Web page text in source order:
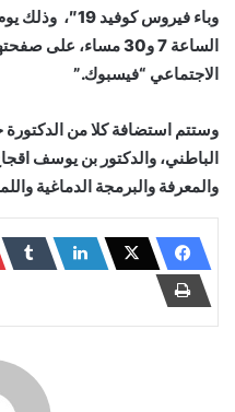
الساعة 7 و30 مساء،
الاجتماعي “فيسبوك.”
وستتم استضافة كلا من
الباطني، والدكتور بن يوسف
والمعرفة والبرمجة الدماغية